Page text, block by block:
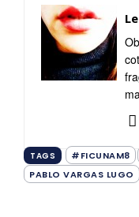
TAGS #FICUNAM8
PABLO VARGAS LUGO